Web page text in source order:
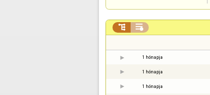
 
1 hónapja
1 hónapja
1 hónapja